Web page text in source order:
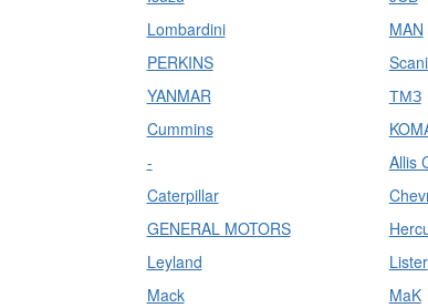
Lombardini
MAN
PERKINS
YANMAR
ТМЗ
Cummins
-
Allis
Caterpillar
GENERAL MOTORS
Leyland
Lister
Mack
MaK